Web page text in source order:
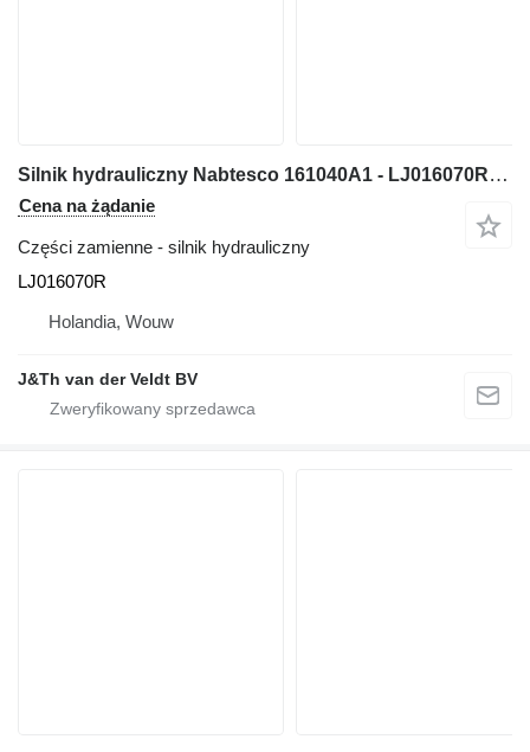
Silnik hydrauliczny Nabtesco 161040A1 - LJ016070R do maszyn budowlanych CX130B CX130C
Cena na żądanie
Części zamienne - silnik hydrauliczny
LJ016070R
Holandia, Wouw
J&Th van der Veldt BV